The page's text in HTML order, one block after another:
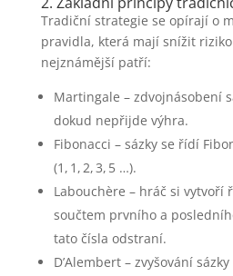
Tradiční strategie se opírají o
pravidla, která mají snížit
nejznámější patří:
Martingale – zdvojnásobení
dokud nepřijde výhra.
Fibonacci – sázky se řídí
(1, 1, 2, 3, 5 …).
Labouchère – hráč si vytvoří
součtem prvního a
tato čísla odstraní.
D’Alembert – zvyšování